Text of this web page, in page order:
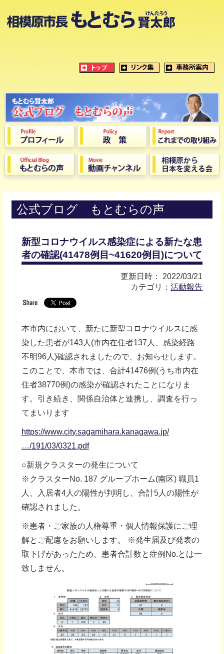
公式ブログ もとむらの声
新型コロナウイルス感染症による新たな患
者の確認(41478例目~41620例目)について
更新日時： 2022/03/21
カテゴリ：活動報告
本市内において、新たに新型コロナウイルスに感
染した患者が143人(市内在住者137人、感染経路
不明96人)確認されましたので、お知らせします。
このことで、本市では、合計41476例(うち市内在
住者38770例)の感染が確認されたことになりま
す。引き続き、関係自治体と連携し、調査を行っ
てまいります
https://www.city.sagamihara.kanagawa.jp/
…/191/03/0321.pdf
○新規クラスターの発生について
※クラスターNo. 187 グループホーム(南区) 職員1
人、入居者4人の陽性が判明し、合計5人の陽性が
確認されました。
※患者・ご家族の人権尊重・個人情報保護にご理
解とご配慮をお願いします。 ※発生届及び発表の
取下げがあったため、患者合計数と症例No.とは一
致しません。